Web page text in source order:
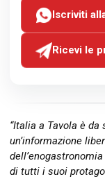
Iscriviti
Ricevi le
“Italia a Tavola è
un’informazione
di tutti i suoi